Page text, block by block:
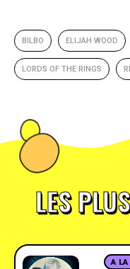
BILBO ELIJAH WOOD
LORDS OF THE RINGS
LES
A LA